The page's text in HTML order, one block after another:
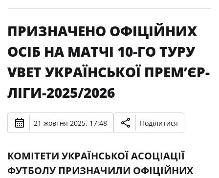
ПРИЗНАЧЕНО ОФІЦІЙНИХ
ОСІБ НА МАТЧІ 10-ГО ТУРУ
VBET УКРАЇНСЬКОЇ ПРЕМʼЄР-
ЛІГИ-2025/2026
21 жовтня 2025, 17:48 Поділитися
КОМІТЕТИ УКРАЇНСЬКОЇ АСОЦІАЦІЇ
ФУТБОЛУ ПРИЗНАЧИЛИ ОФІЦІЙНИХ